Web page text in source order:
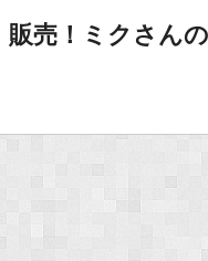
販売！ミクさん